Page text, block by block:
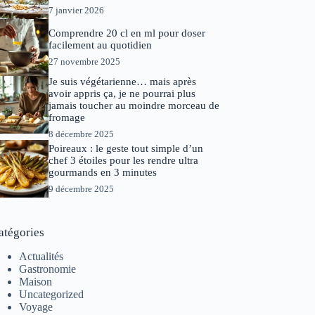
7 janvier 2026
Comprendre 20 cl en ml pour doser
facilement au quotidien
27 novembre 2025
Je suis végétarienne… mais après
avoir appris ça, je ne pourrai plus
jamais toucher au moindre morceau de
fromage
8 décembre 2025
Poireaux : le geste tout simple d’un
chef 3 étoiles pour les rendre ultra
gourmands en 3 minutes
9 décembre 2025
Actualités
Gastronomie
Maison
Uncategorized
Voyage